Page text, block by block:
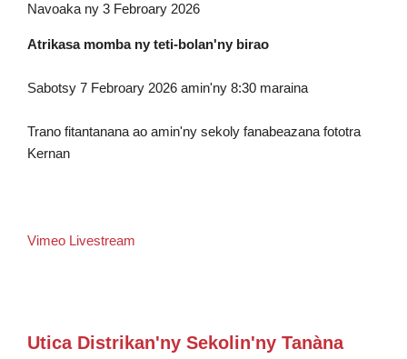
Navoaka ny 3 Febroary 2026
Atrikasa momba ny teti-bolan'ny birao
Sabotsy 7 Febroary 2026 amin'ny 8:30 maraina
Trano fitantanana ao amin'ny sekoly fanabeazana fototra
Kernan
Vimeo Livestream
Utica Distrikan'ny Sekolin'ny Tanàna